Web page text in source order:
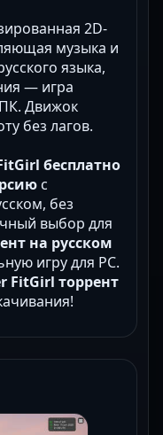
2D-
музыка и
языка,
— игра
Движок
без лагов.
бесплатно
с
без
выбор для
на русском
игру для PC.
FitGirl торрент